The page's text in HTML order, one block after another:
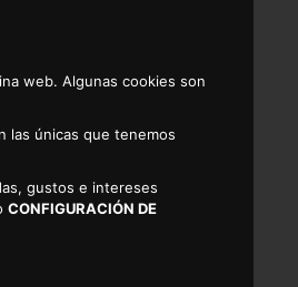
web. Algunas cookies son
las únicas que tenemos
gustos e intereses
CONFIGURACIÓN DE
¿Cómo funciona?
tales como:
dudes, con TAMBO,